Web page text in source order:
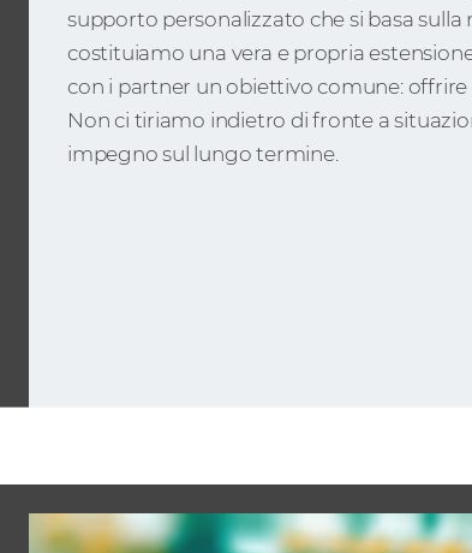
supporto personalizzato che si basa
costituiamo una vera e propria
con i partner un obiettivo comune: offrire
Non ci tiriamo indietro di fronte a
impegno sul lungo termine.